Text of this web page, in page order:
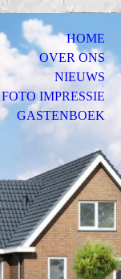
HOME
OVER ONS
NIEUWS
FOTO IMPRESSIE
GASTENBOEK